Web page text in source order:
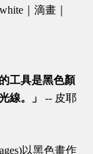
｜滴畫｜
工具是黑色顏
線。」
-- 皮耶
以黑色畫作